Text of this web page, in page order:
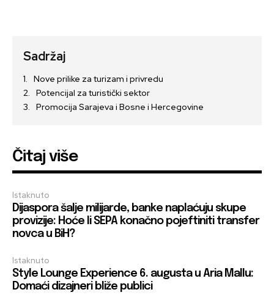
Sadržaj
Nove prilike za turizam i privredu
Potencijal za turistički sektor
Promocija Sarajeva i Bosne i Hercegovine
Čitaj više
Istaknuto
Dijaspora šalje milijarde, banke naplaćuju skupe
provizije: Hoće li SEPA konačno pojeftiniti transfer
novca u BiH?
Istaknuto
Style Lounge Experience 6. augusta u Aria Mallu:
Domaći dizajneri bliže publici